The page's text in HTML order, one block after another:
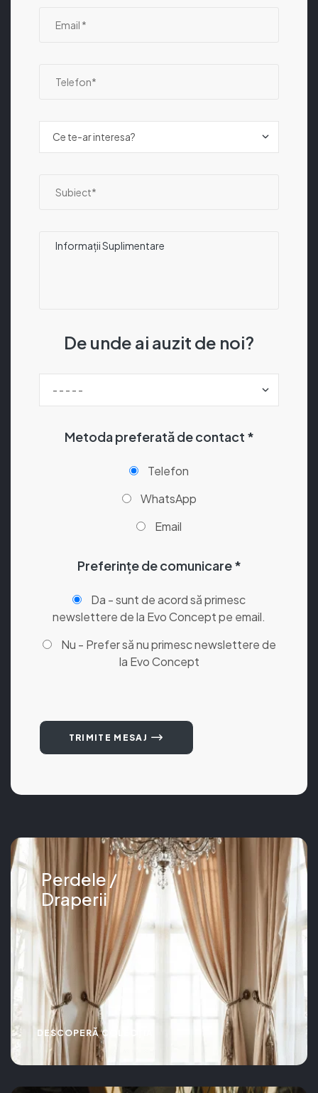
De unde ai auzit de noi?
Metoda preferată de contact *
Telefon
WhatsApp
Email
Preferințe de comunicare *
Da - sunt de acord să primesc
newslettere de la Evo Concept pe email.
Nu - Prefer să nu primesc newslettere de
la Evo Concept
TRIMITE MESAJ
Perdele /
Draperii
DESCOPERĂ COLECȚIA